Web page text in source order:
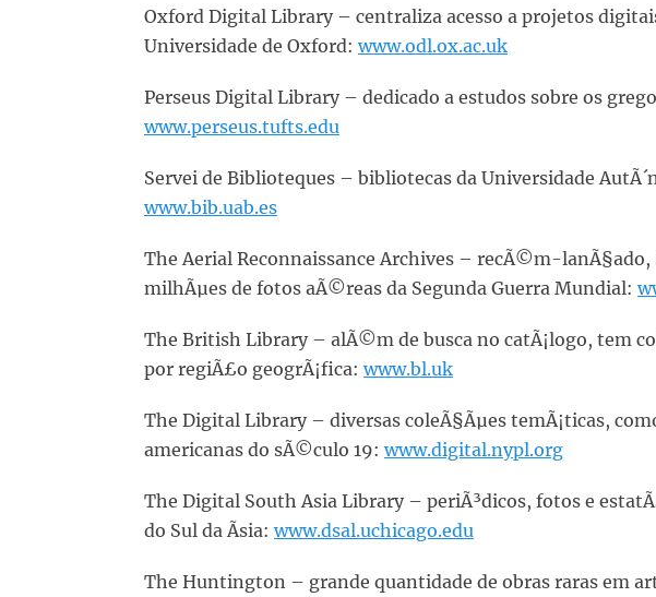
Oxford Digital Library – centraliza acesso a projetos
Universidade de Oxford: www.odl.ox.ac.uk
Perseus Digital Library – dedicado a estudos sobre os
www.perseus.tufts.edu
Servei de Biblioteques – bibliotecas da Universidade
www.bib.uab.es
The Aerial Reconnaissance Archives – recÃ©m-
milhÃµes de fotos aÃ©reas da Segunda Guerra Mundial:
The British Library – alÃ©m de busca no catÃ¡logo, tem
por regiÃ£o geogrÃ¡fica: www.bl.uk
The Digital Library – diversas coleÃ§Ãµes temÃ¡ticas,
americanas do sÃ©culo 19: www.digital.nypl.org
The Digital South Asia Library – periÃ³dicos, fotos e
do Sul da Ãsia: www.dsal.uchicago.edu
The Huntington – grande quantidade de obras raras em